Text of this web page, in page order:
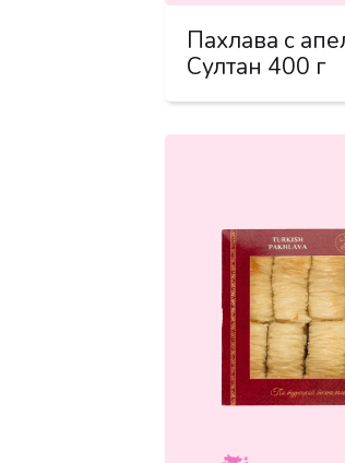
Пахлава с
Султан 400 г